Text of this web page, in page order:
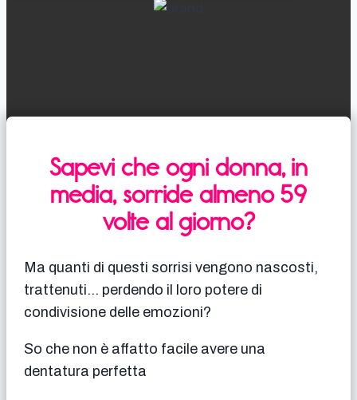
Sapevi che ogni donna, in
media, sorride almeno 59
volte al giorno?
Ma quanti di questi sorrisi vengono nascosti,
trattenuti… perdendo il loro potere di
condivisione delle emozioni?
So che non è affatto facile avere una
dentatura perfetta